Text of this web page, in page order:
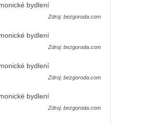
Zdroj: bezgoroda.com
Zdroj: bezgoroda.com
Zdroj: bezgoroda.com
Zdroj: bezgoroda.com